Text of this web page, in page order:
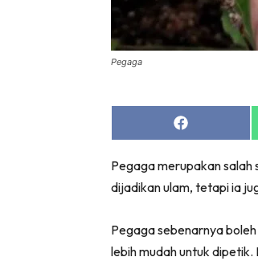
Pegaga
Share
on
Pegaga merupakan salah
dijadikan ulam, tetapi ia
Pegaga sebenarnya
lebih mudah untuk